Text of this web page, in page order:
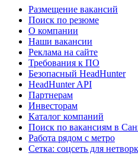
Размещение вакансий
Поиск по резюме
О компании
Наши вакансии
Реклама на сайте
Требования к ПО
Безопасный HeadHunter
HeadHunter API
Партнерам
Инвесторам
Каталог компаний
Поиск по вакансиям в
Работа рядом с метро
Сетка: соцсеть для